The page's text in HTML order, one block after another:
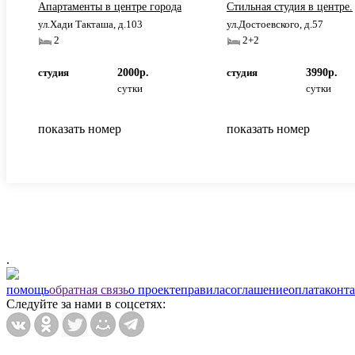
Апартаменты в центре города
ул.Хади Такташа, д.103
2
студия
2000р.
сутки
показать номер
Стильная студия в центре.
ул.Достоевского, д.57
2+2
студия
3990р.
сутки
показать номер
.
помощьобратная связьо проектеправиласоглашениеоплата
Следуйте за нами в соцсетях: